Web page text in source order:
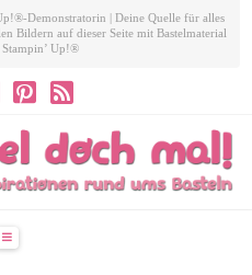
Demonstratorin | Deine Quelle für alles
Bildern auf dieser Seite mit Bastelmaterial
Up!®
Navigation